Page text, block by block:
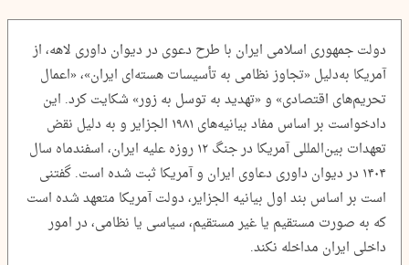
دولت جمهوری اسلامی ایران با طرح دعوی در دیوان داوری لاهه، از
آمریکا به‌دلیل «تجاوز نظامی به تأسیسات هسته‌ای ایران»، «اعمال
تحریم‌های اقتصادی» و «تهدید به توسل به زور» شکایت کرد. این
دادخواست بر اساس مفاد بیانیه‌های ۱۹۸۱ الجزایر و به دلیل نقض
تعهدات بین‌المللی آمریکا در جنگ ۱۲ روزه علیه ایران، اسفندماه سال
۱۴۰۴ در دیوان داوری دعاوی ایران و آمریکا ثبت شده است. گفتنی
است بر اساس بند اول بیانیه الجزایر، دولت آمریکا متعهد شده است
که به صورت مستقیم یا غیر مستقیم، سیاسی یا نظامی، در امور
داخلی ایران مداخله نکند.